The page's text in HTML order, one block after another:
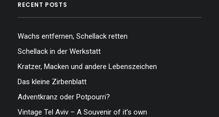
RECENT POSTS
Wachs entfernen, Schellack retten
Schellack in der Werkstatt
Kratzer, Macken und andere Lebenszeichen
Das kleine Zirbenblatt
Adventkranz oder Potpourri?
Vintage Tel Aviv – A Souvenir of it’s own